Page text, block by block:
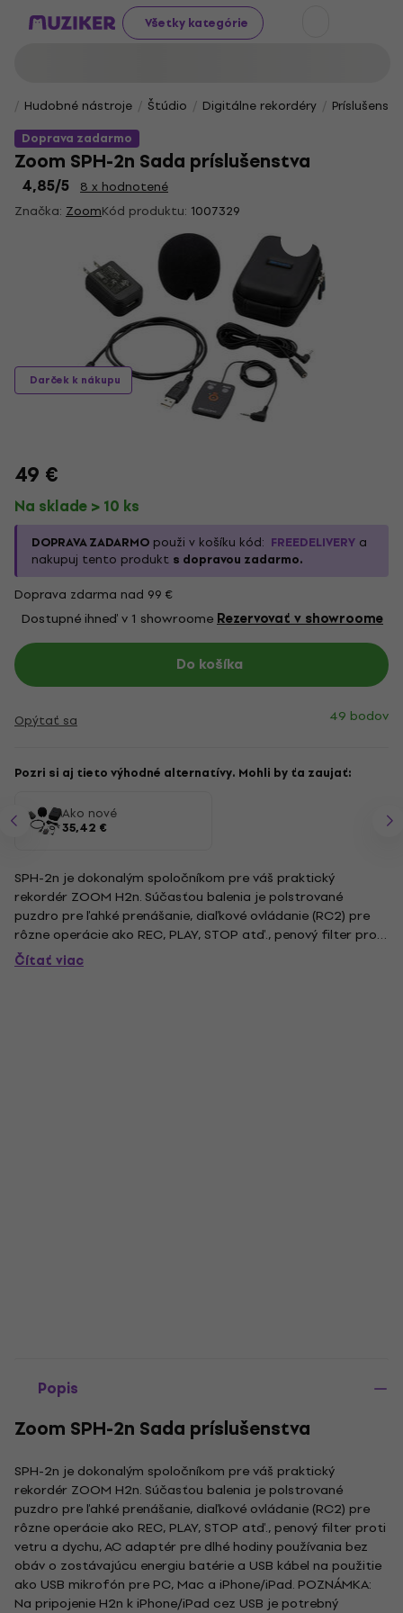
Všetky kategórie
Hudobné nástroje Štúdio Digitálne rekordéry
Doprava zadarmo
Zoom SPH-2n Sada príslušenstva
4,85/5
8 x hodnotené
Značka: ZoomKód produktu: 1007329
Darček k nákupu
49 €
Na sklade > 10 ks
DOPRAVA ZADARMO použi v košíku kód: FREEDELIVERY a
nakupuj tento produkt s dopravou zadarmo.
Doprava zdarma nad 99 €
Dostupné ihneď v 1 showroomeRezervovať v showroome
Do košíka
Opýtať sa 49 bodov
Pozri si aj tieto výhodné alternatívy. Mohli by ťa zaujať:
Ako nové
35,42 €
SPH-2n je dokonalým spoločníkom pre váš praktický
rekordér ZOOM H2n. Súčasťou balenia je polstrované
puzdro pre ľahké prenášanie, diaľkové ovládanie (RC2) pre
rôzne operácie ako REC, PLAY, STOP atď., penový filter proti
vetru a dychu, AC adaptér pre dlhé hodiny používania bez
obáv o zostávajúcu energiu batérie a USB kábel na použitie
Čítať viac
Popis
Zoom SPH-2n Sada príslušenstva
SPH-2n je dokonalým spoločníkom pre váš praktický
rekordér ZOOM H2n. Súčasťou balenia je polstrované
puzdro pre ľahké prenášanie, diaľkové ovládanie (RC2) pre
rôzne operácie ako REC, PLAY, STOP atď., penový filter proti
vetru a dychu, AC adaptér pre dlhé hodiny používania bez
obáv o zostávajúcu energiu batérie a USB kábel na použitie
ako USB mikrofón pre PC, Mac a iPhone/iPad. POZNÁMKA:
Na pripojenie H2n k iPhone/iPad cez USB je potrebný